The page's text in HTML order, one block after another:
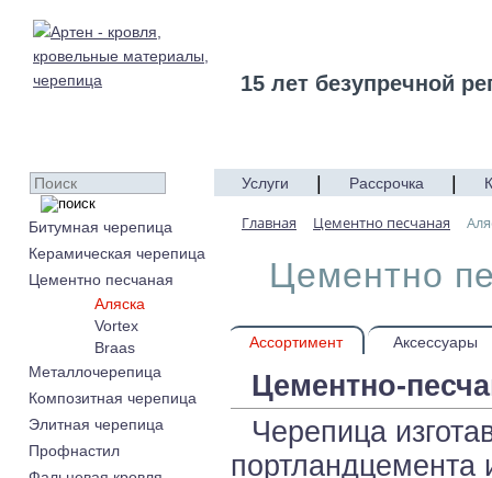
15 лет безупречной
Битумная черепица
Керамическая черепица
Цементно песчаная
Аляска
Vortex
Braas
Металлочерепица
Композитная черепица
Элитная черепица
Профнастил
Услуги Рассрочка
Главная Цементно песчаная
Цементно
Ассортимент Аксессуары
Цементно-
Черепица
портландцемента